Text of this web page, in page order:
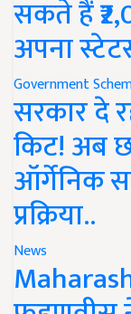
सकते हैं
अपना
Government
सरकार दे
किट! अब
ऑर्गेनिक
प्रक्रिया..
News